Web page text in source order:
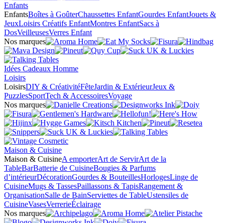
Enfants
EnfantsBoîtes à GoûterChaussettes EnfantGourdes EnfantJouets &
JeuxLoisirs Créatifs EnfantMontres EnfantSacs à
DosVeilleusesVerres Enfant
Nos marques
Idées Cadeaux Homme
Loisirs
LoisirsDIY & CréativitéFêteJardin & ExtérieurJeux &
PuzzlesSportTech & AccessoiresVoyage
Nos marques
Maison & Cuisine
Maison & CuisineA emporterArt de ServirArt de la
TableBarBatterie de CuisineBougies & Parfums
d’intérieurDécorationGourdes & BouteillesHorlogesLinge de
CuisineMugs & TassesPaillassons & TapisRangement &
OrganisationSalle de BainServiettes de TableUstensiles de
CuisineVasesVerrerieÉclairage
Nos marques